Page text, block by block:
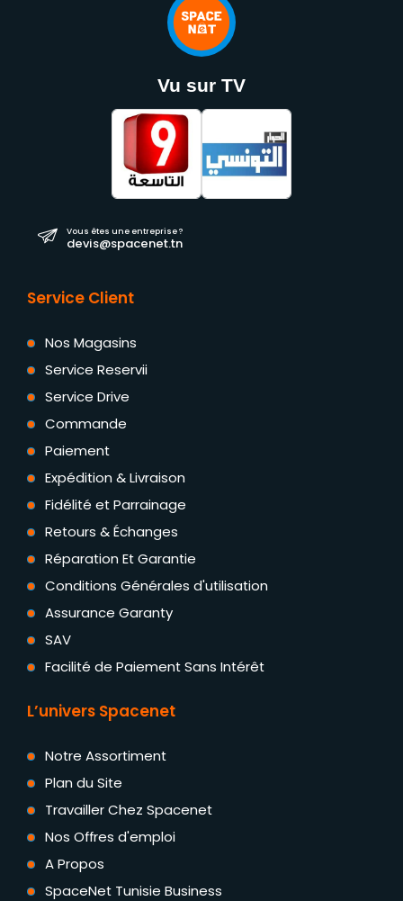
Vu sur TV
Vous êtes une entreprise ?
devis@spacenet.tn
Service Client
Nos Magasins
Service Reservii
Service Drive
Commande
Paiement
Expédition & Livraison
Fidélité et Parrainage
Retours & Échanges
Réparation Et Garantie
Conditions Générales d'utilisation
Assurance Garanty
SAV
Facilité de Paiement Sans Intérêt
L’univers Spacenet
Notre Assortiment
Plan du Site
Travailler Chez Spacenet
Nos Offres d'emploi
A Propos
SpaceNet Tunisie Business